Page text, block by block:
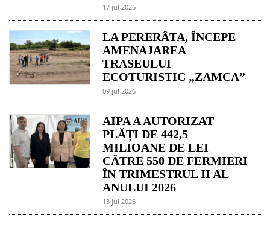
17 jul 2026
LA PERERÂTA, ÎNCEPE
AMENAJAREA
TRASEULUI
ECOTURISTIC „ZAMCA”
09 jul 2026
AIPA A AUTORIZAT
PLĂȚI DE 442,5
MILIOANE DE LEI
CĂTRE 550 DE FERMIERI
ÎN TRIMESTRUL II AL
ANULUI 2026
13 jul 2026